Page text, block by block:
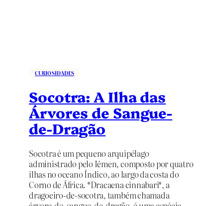
m
p
e
r
a
d
o
r
d
a
C
a
t
a
q
u
T
r
a
n
s
CURIOSIDADES
Socotra: A Ilha das
Árvores de Sangue-
de-Dragão
Socotra é um pequeno arquipélago
administrado pelo Iémen, composto por quatro
ilhas no oceano Índico, ao largo da costa do
Corno de África. *Dracaena cinnabari*, a
dragoeiro-de-socotra, também chamada